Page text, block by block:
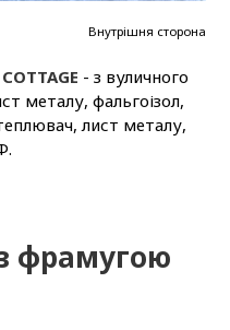
Внутрішня сторона
- з вуличного
металу, фальгоізол,
лист металу,
фрамугою